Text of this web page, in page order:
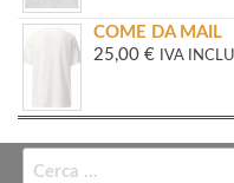
COME DA MAIL
25,00 € IVA
Ricerca